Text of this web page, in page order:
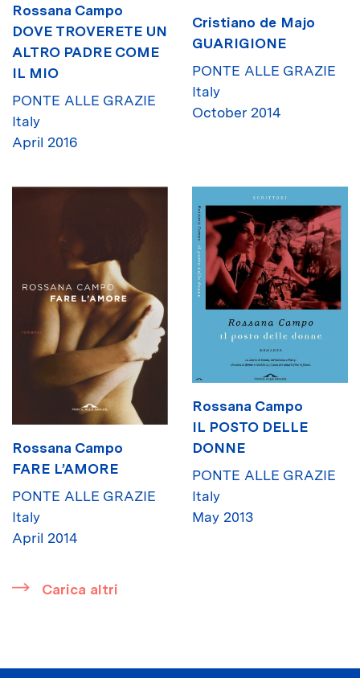
Rossana Campo
DOVE TROVERETE UN
ALTRO PADRE COME
IL MIO
PONTE ALLE GRAZIE
Italy
April 2016
Cristiano de Majo
GUARIGIONE
PONTE ALLE GRAZIE
Italy
October 2014
Rossana Campo
FARE L’AMORE
PONTE ALLE GRAZIE
Italy
April 2014
Rossana Campo
IL POSTO DELLE
DONNE
PONTE ALLE GRAZIE
Italy
May 2013
​ Carica altri